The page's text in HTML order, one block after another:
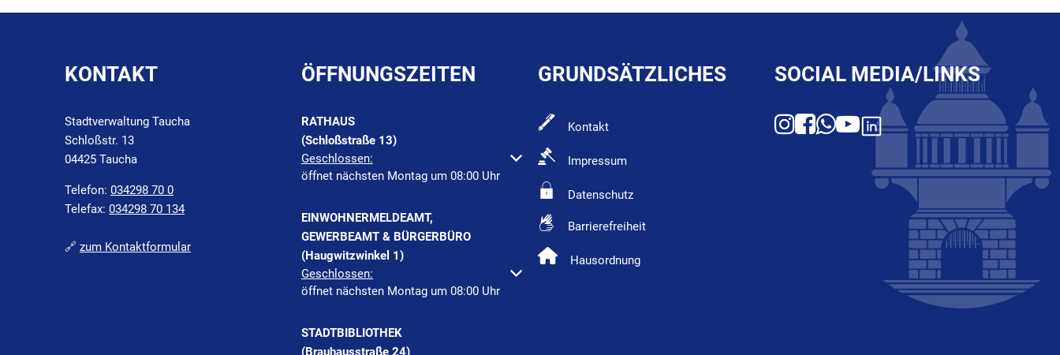
KONTAKT
Stadtverwaltung Taucha
Schloßstr. 13
04425 Taucha
Telefon: 034298 70 0
Telefax: 034298 70 134
🔗 zum Kontaktformular
ÖFFNUNGSZEITEN
RATHAUS
(Schloßstraße 13)
Klicken, um weitere Öffnungs- oder Schließzeiten auszublenden
Geschlossen:
öffnet nächsten Montag um 08:00 Uhr
EINWOHNERMELDEAMT,
GEWERBEAMT & BÜRGERBÜRO
(Haugwitzwinkel 1)
Klicken, um weitere Öffnungs- oder Schließzeiten auszublenden
Geschlossen:
öffnet nächsten Montag um 08:00 Uhr
STADTBIBLIOTHEK
(Brauhausstraße 24)
GRUNDSÄTZLICHES
Kontakt
Impressum
Datenschutz
Barrierefreiheit
Hausordnung
SOCIAL MEDIA/LINKS